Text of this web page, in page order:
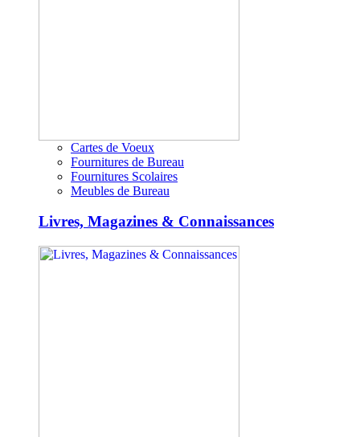
Cartes de Voeux
Fournitures de Bureau
Fournitures Scolaires
Meubles de Bureau
Livres, Magazines & Connaissances